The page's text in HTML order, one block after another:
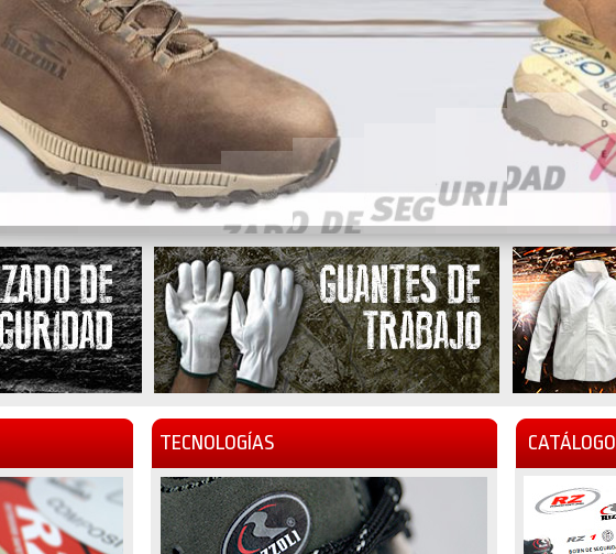
TECNOLOGÍAS CATÁLOGO